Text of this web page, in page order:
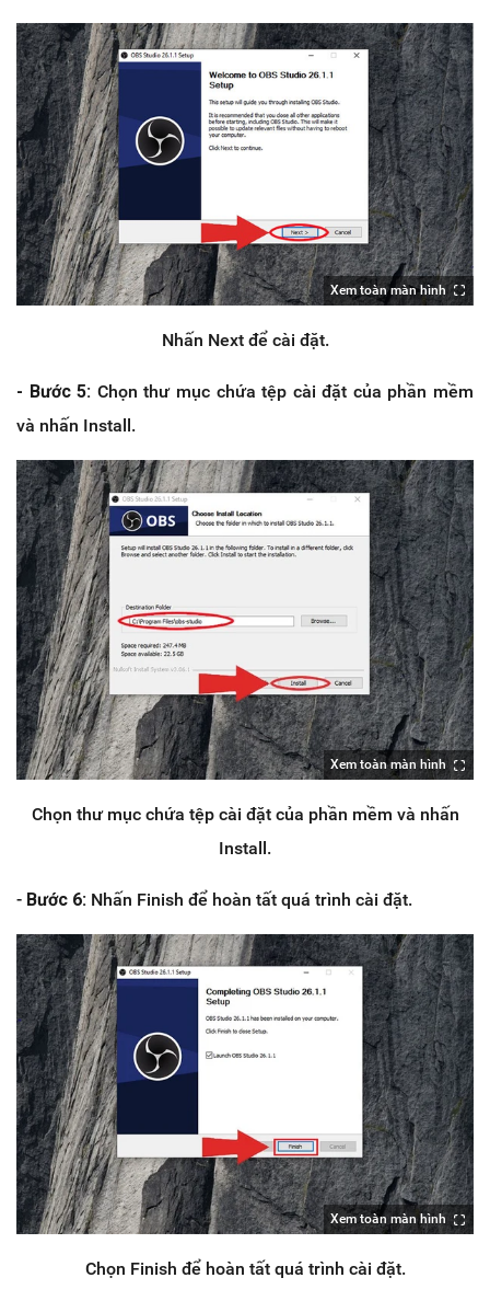
Xem toàn màn hình
Nhấn Next để cài đặt.
- Bước 5: Chọn thư mục chứa tệp cài đặt của phần mềm
và nhấn Install.
Xem toàn màn hình
Chọn thư mục chứa tệp cài đặt của phần mềm và nhấn
Install.
- Bước 6: Nhấn Finish để hoàn tất quá trình cài đặt.
Xem toàn màn hình
Chọn Finish để hoàn tất quá trình cài đặt.